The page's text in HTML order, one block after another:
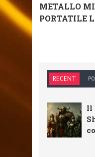
METALLO
PORTATILE
RECENT
Il